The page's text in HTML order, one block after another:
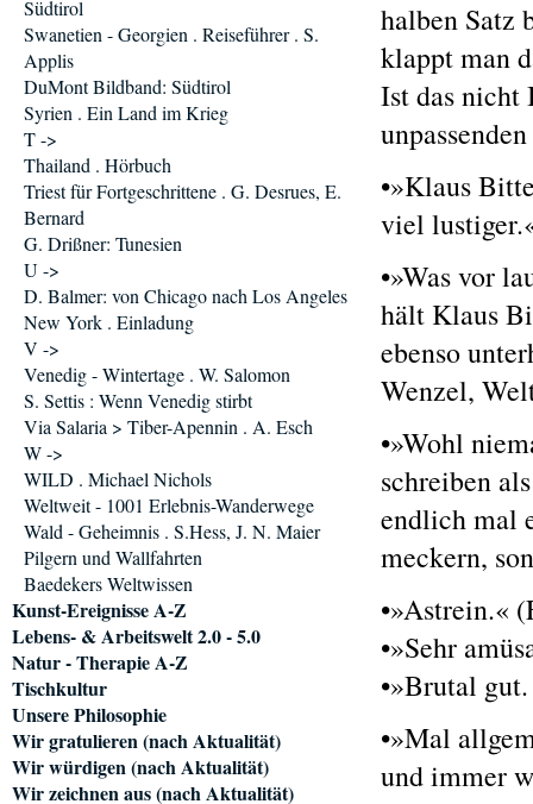
halben Satz
klappt man
Ist das nicht
•»Klaus
viel
•»Was vor
hält Klaus
ebenso
Wenzel,
•»Wohl
schreiben
endlich mal
meckern,
•»Astrein.«
•»Sehr
•»Brutal
•»Mal
und immer
Südtirol
Swanetien - Georgien . Reiseführer . S.
Applis
DuMont Bildband: Südtirol
Syrien . Ein Land im Krieg
T ->
Thailand . Hörbuch
Triest für Fortgeschrittene . G. Desrues, E.
Bernard
G. Drißner: Tunesien
U ->
D. Balmer: von Chicago nach Los Angeles
New York . Einladung
V ->
Venedig - Wintertage . W. Salomon
S. Settis : Wenn Venedig stirbt
Via Salaria > Tiber-Apennin . A. Esch
W ->
WILD . Michael Nichols
Weltweit - 1001 Erlebnis-Wanderwege
Wald - Geheimnis . S.Hess, J. N. Maier
Pilgern und Wallfahrten
Baedekers Weltwissen
Kunst-Ereignisse A-Z
Lebens- & Arbeitswelt 2.0 - 5.0
Natur - Therapie A-Z
Tischkultur
Unsere Philosophie
Wir gratulieren (nach Aktualität)
Wir würdigen (nach Aktualität)
Wir zeichnen aus (nach Aktualität)